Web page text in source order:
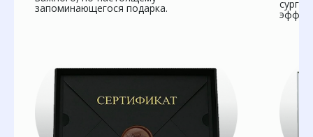
запоминающегося подарка.